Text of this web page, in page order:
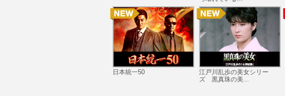
日本統一50
江戸川乱歩の美女シリー
ズ 黒真珠の美...